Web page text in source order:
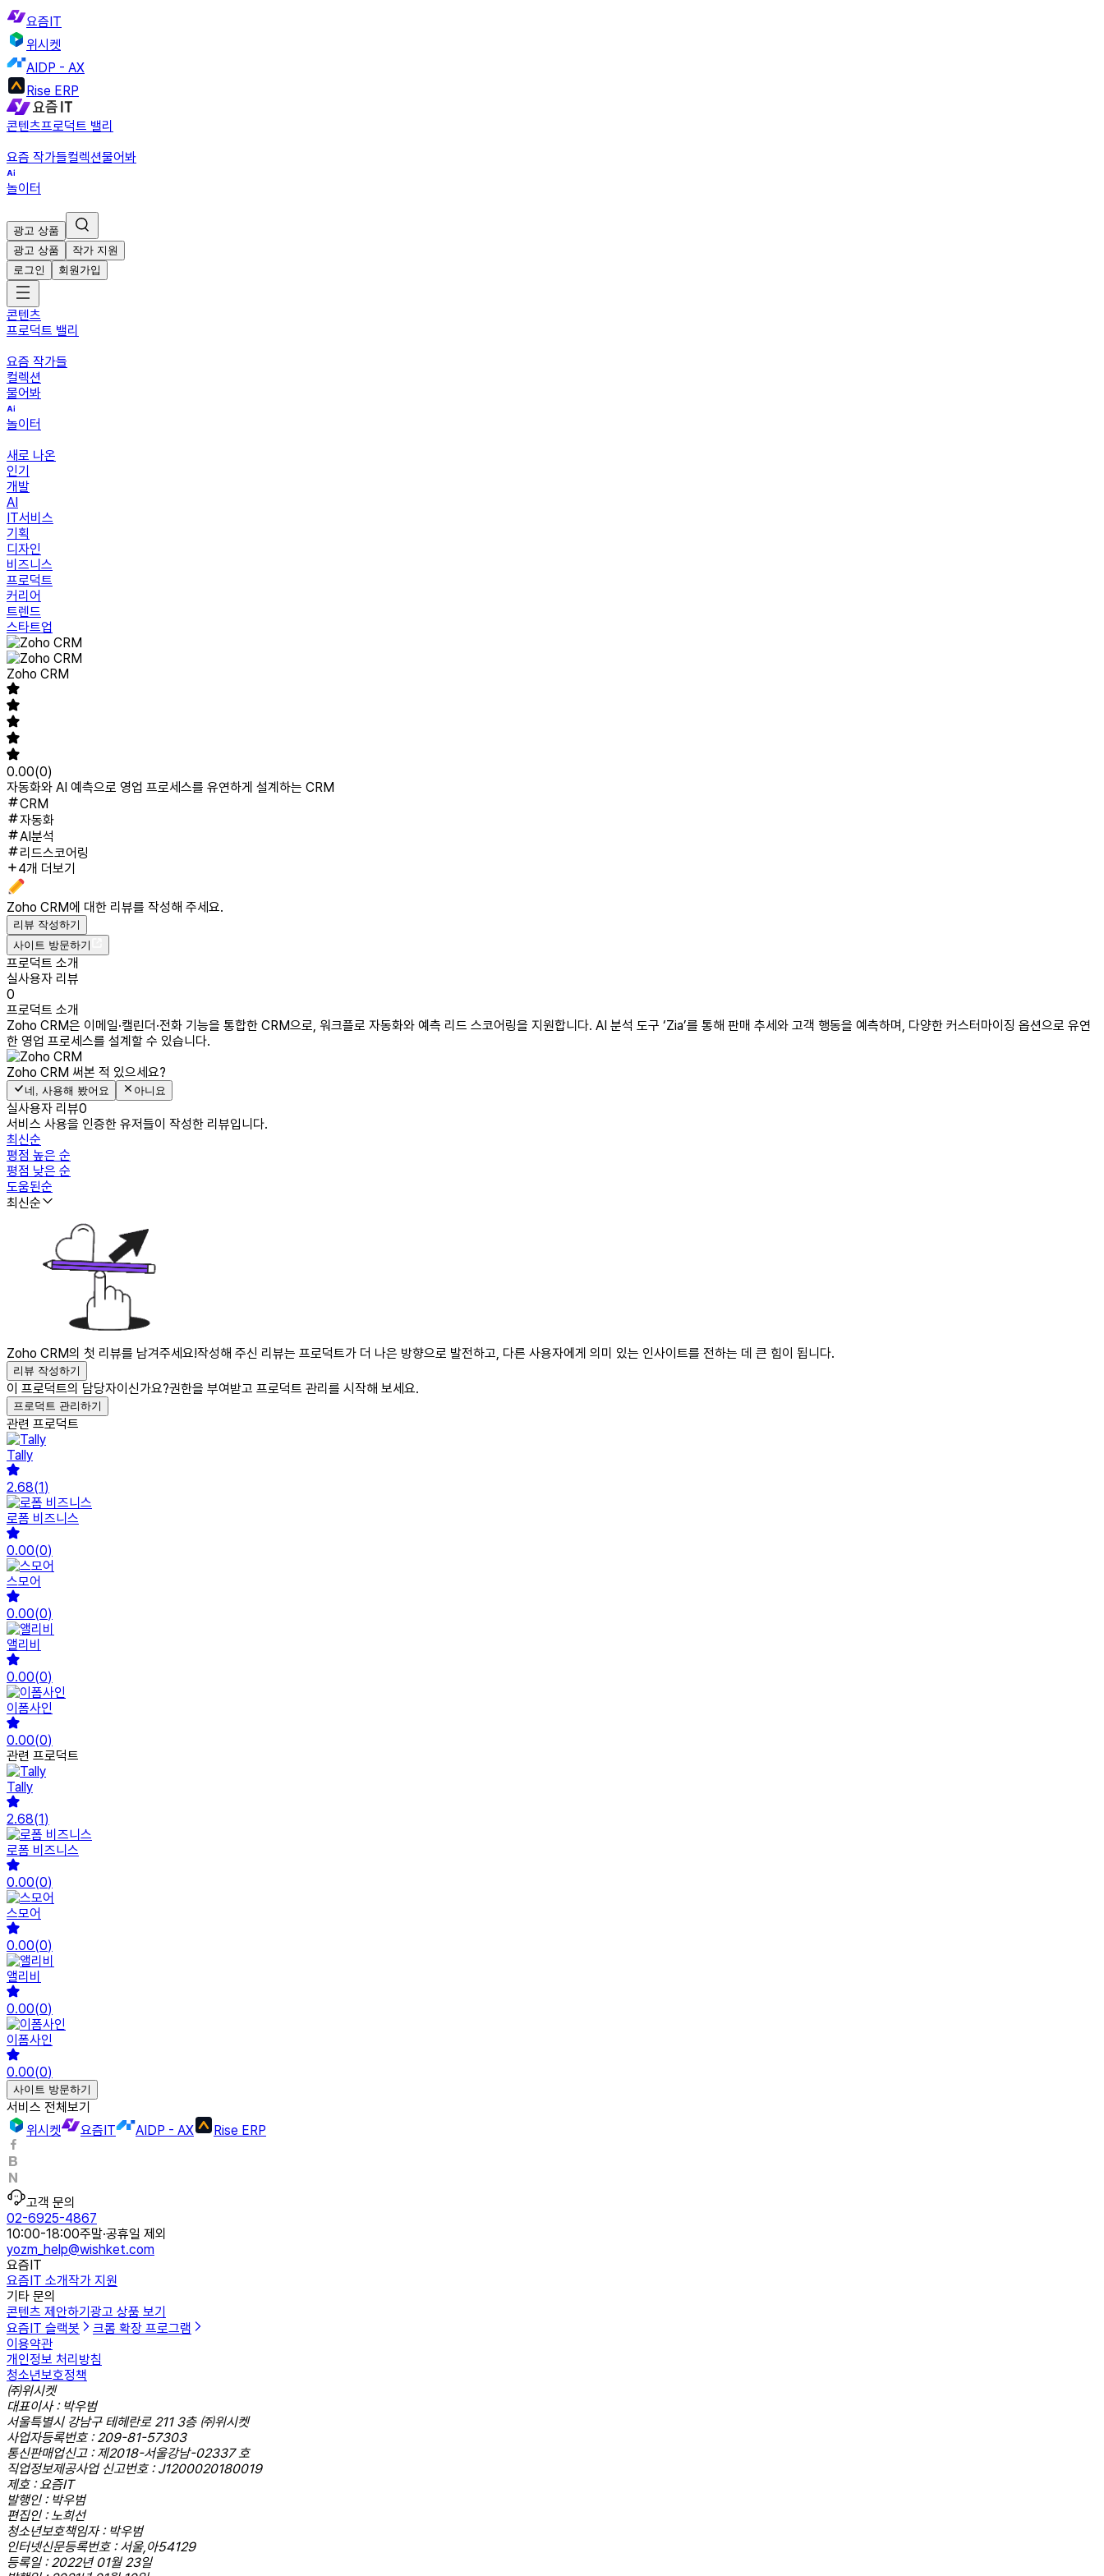
요즘IT
위시켓
AIDP - AX
Rise ERP
콘텐츠프로덕트 밸리
요즘 작가들컬렉션물어봐
놀이터
광고 상품
광고 상품
작가 지원
로그인
회원가입
콘텐츠
프로덕트 밸리
요즘 작가들
컬렉션
물어봐
놀이터
새로 나온
인기
개발
AI
IT서비스
기획
디자인
비즈니스
프로덕트
커리어
트렌드
스타트업
Zoho CRM
0.00(0)
자동화와 AI 예측으로 영업 프로세스를 유연하게 설계하는 CRM
CRM
자동화
AI분석
리드스코어링
4개 더보기
Zoho CRM에 대한 리뷰를 작성해 주세요.
리뷰 작성하기
사이트 방문하기
프로덕트 소개
실사용자 리뷰
0
프로덕트 소개
Zoho CRM은 이메일·캘린더·전화 기능을 통합한 CRM으로, 워크플로 자동화와 예측 리드 스코어링을 지원합니다. AI 분석 도구 ‘Zia’를 통해 판매 추세와 고객 행동을 예측하며, 다양한 커스터마이징 옵션으로 유연
한 영업 프로세스를 설계할 수 있습니다.
Zoho CRM 써본 적 있으세요?
네, 사용해 봤어요 아니요
실사용자 리뷰0
서비스 사용을 인증한 유저들이 작성한 리뷰입니다.
최신순
평점 높은 순
평점 낮은 순
도움된순
최신순
Zoho CRM의 첫 리뷰를 남겨주세요!작성해 주신 리뷰는 프로덕트가 더 나은 방향으로 발전하고, 다른 사용자에게 의미 있는 인사이트를 전하는 데 큰 힘이 됩니다.
리뷰 작성하기
이 프로덕트의 담당자이신가요?권한을 부여받고 프로덕트 관리를 시작해 보세요.
프로덕트 관리하기
관련 프로덕트
Tally
2.68(1)
로폼 비즈니스
0.00(0)
스모어
0.00(0)
앨리비
0.00(0)
이폼사인
0.00(0)
관련 프로덕트
Tally
2.68(1)
로폼 비즈니스
0.00(0)
스모어
0.00(0)
앨리비
0.00(0)
이폼사인
0.00(0)
사이트 방문하기
서비스 전체보기
위시켓
요즘IT AIDP - AX Rise ERP
고객 문의
02-6925-4867
10:00-18:00주말·공휴일 제외
yozm_help@wishket.com
요즘IT
요즘IT 소개작가 지원
기타 문의
콘텐츠 제안하기광고 상품 보기
요즘IT 슬랙봇
크롬 확장 프로그램
이용약관
개인정보 처리방침
청소년보호정책
㈜위시켓
대표이사 : 박우범
서울특별시 강남구 테헤란로 211 3층 ㈜위시켓
사업자등록번호 : 209-81-57303
통신판매업신고 : 제2018-서울강남-02337 호
직업정보제공사업 신고번호 : J1200020180019
제호 : 요즘IT
발행인 : 박우범
편집인 : 노희선
청소년보호책임자 : 박우범
인터넷신문등록번호 : 서울,아54129
등록일 : 2022년 01월 23일